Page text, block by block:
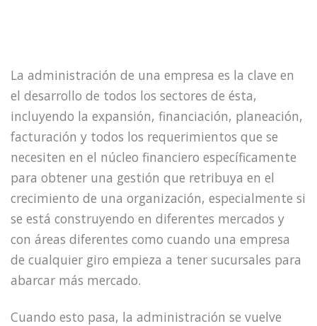
La administración de una empresa es la clave en
el desarrollo de todos los sectores de ésta,
incluyendo la expansión, financiación, planeación,
facturación y todos los requerimientos que se
necesiten en el núcleo financiero específicamente
para obtener una gestión que retribuya en el
crecimiento de una organización, especialmente si
se está construyendo en diferentes mercados y
con áreas diferentes como cuando una empresa
de cualquier giro empieza a tener sucursales para
abarcar más mercado.
Cuando esto pasa, la administración se vuelve